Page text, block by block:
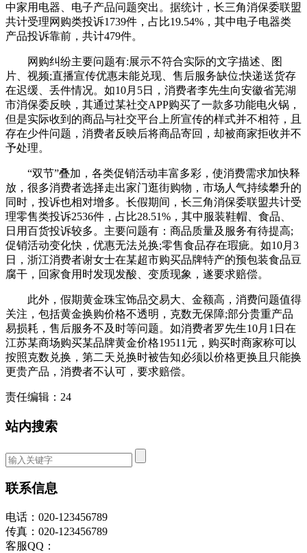
中家用电器、电子产品问题突出。据统计，长三角消保委联盟
共计受理网购类投诉1739件，占比19.54%，其中电子电器类
产品投诉靠前，共计479件。
网购纠纷主要问题有:展示不符合实际的文字描述、图
片、视频;直播宣传优惠未能兑现、售后服务缺位;快递送货存
在迟缓、丢件情况。如10月5日，消费者李先生向安徽省芜湖
市消保委反映，其通过某社交APP购买了一款多功能电火锅，
但是实际收到的商品与社交平台上所宣传的样式并不相符，且
存在少件问题，消费者反映后将商品寄回，却被商家拒收并不
予处理。
“双节”叠加，各类促销活动丰富多彩，使消费需求加快释
放，很多消费者选择走出家门逛街购物，市场人气持续攀升的
同时，投诉也相对增多。长假期间，长三角消保委联盟共计受
理零售类投诉2536件，占比28.51%，其中服装鞋帽、食品、
日用百货投诉较多。主要问题有：商品质量及服务有待提高;
促销活动变化快，优惠无法兑换;零售食品存在瑕疵。如10月3
日，浙江消费者谢女士在某超市购买品牌特产的预包装食品豆
腐干，回家食用时发现发酸、变质现象，遂要求赔偿。
此外，假期黄金珠宝饰品交易大、金额高，消费问题值得
关注，包括黄金换购价格不透明，克数无保障;部分贵重产品
易损耗，售后服务不及时等问题。如消费者罗先生10月1日在
江苏某商场购买某品牌黄金价格19511元，购买时商家称可以
按照克数兑换，第二天兑换时被告知必须以价格更换且只能换
更贵产品，消费者不认可，要求赔偿。
责任编辑：24
站内搜索
联系信息
电话：020-123456789
传真：020-123456789
客服QQ：